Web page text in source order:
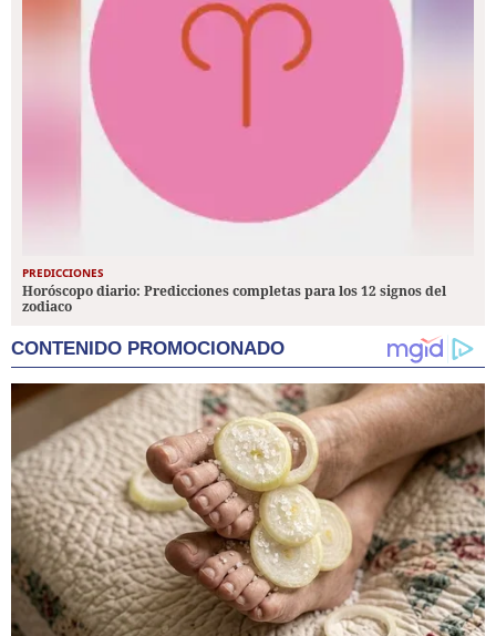
PREDICCIONES
Horóscopo diario: Predicciones completas para los 12 signos del
zodiaco
CONTENIDO PROMOCIONADO